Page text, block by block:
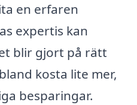
en erfaren
expertis kan
blir gjort på rätt
kosta lite mer,
besparingar.